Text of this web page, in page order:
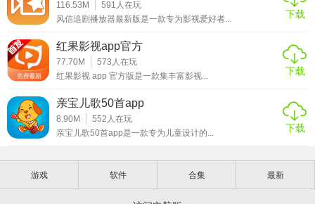
操作和多样的特色功能，成为了众多剧迷追剧的首选平台。
无广告干扰和离线缓存功能让用户能够随时随地畅享观影乐
趣，个性化推荐和社区互动则增加了观影的趣味性和社交
性。不过，由于提供的是免费资源，在版权方面可能存在一
定的风险，用户在使用时需要注意相关法律法规。总体而
言，晚秋影院是一款非常值得推荐的免费追剧软件。
116.53M 591 人在玩
风信追剧播放器最新版是一款专为影视爱好者...
下载
红果影视app官方
77.70M 573 人在玩
红果影视 app 官方版是一款集丰富影视...
下载
亲宝儿歌50首app
8.90M 552 人在玩
亲宝儿歌50首app是一款专为儿童设计的...
下载
游戏 软件 合集 最新